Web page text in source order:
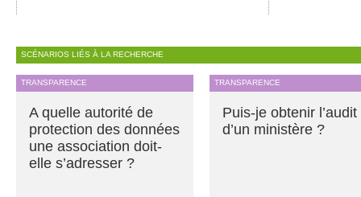
SCÉNARIOS LIÉS À LA RECHERCHE
TRANSPARENCE
A quelle autorité de
protection des données
une association doit-
elle s’adresser ?
TRANSPARENCE
Puis-je obtenir l’audit
d’un ministère ?